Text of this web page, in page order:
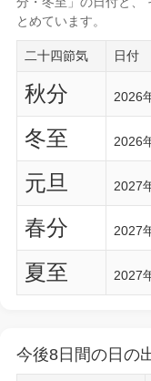
とめています。
二十四節気 日付
秋分 2026
冬至
2026
元旦
2027
春分
2027
夏至
2027
今後8日間の日の